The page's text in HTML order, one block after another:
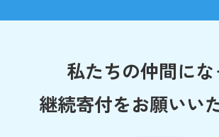
私たちの仲間にな
継続寄付をお願いい